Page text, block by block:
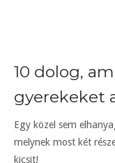
10 dolog,
gyerekeket
Egy közel sem
melynek most két
kicsit!